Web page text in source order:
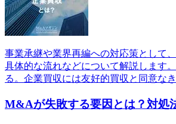
事業承継や業界再編への対応策として
具体的な流れなどについて解説します
る。企業買収には友好的買収と同意な
M&Aが失敗する要因とは？対処